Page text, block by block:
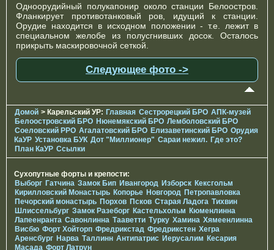
Одноорудийный полукапонир около станции Белоостров.
Фланкирует противотанковый ров, идущий к станции.
Орудие находится в исходном положении - т.е. лежит в
специальном желобе из полусгнивших досок. Осталось
прикрыть маскировочной сеткой.
Следующее фото ->
Домой > Карельский УР: Главная Сестрорецкий БРО АПК-музей
Белоостровский БРО Нюнемякский БРО Лемболовский БРО
Соеловский РРО Агалатовский БРО Елизаветинcкий БРО Орудия
КаУР Установка БУК Дот "Миллионер" Сараи нежил. Где это?
План КаУР Ссылки
Сухопутные форты и крепости:
Выборг Гатчина Замок Бип Ивангород Изборск Кексгольм
Кирилловский Монастырь Копорье Новгород Петропавловка
Печорcкий монастырь Порхов Псков Старая Ладога Тихвин
Шлиссельбург Замок Разеборг Кастельхольм Кюменлинна
Лапеенранта Савонлинна Тааветти Турку Хамина Хямеенлинна
Висбю Форт Хойторп Фредрикстад Фредрикстен Хегра
Аренсбург Нарва Таллинн Антипатрис Иерусалим Кесария
Масада Форт Латрун